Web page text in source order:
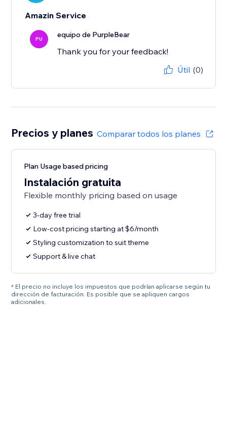
Amazin Service
PU equipo de PurpleBear
Thank you for your feedback!
Útil (0)
Precios y planes Comparar todos los planes
Plan Usage based pricing
Instalación gratuita
Flexible monthly pricing based on usage
3-day free trial
Low-cost pricing starting at $6/month
Styling customization to suit theme
Support & live chat
* El precio no incluye los impuestos que podrían aplicarse según tu
dirección de facturación. Es posible que se apliquen cargos
adicionales.